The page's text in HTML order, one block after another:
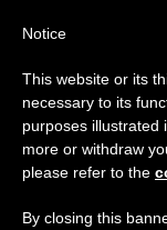
Aviso
Del 27 de
anual,
se generan
Notice
This website or its
necessary to its
purposes illustrated
more or withdraw
please refer to the
By closing this